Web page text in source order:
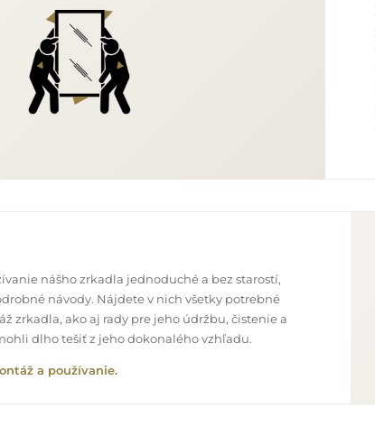
nášho zrkadla jednoduché a bez starostí,
návody. Nájdete v nich všetky potrebné
zrkadla, ako aj rady pre jeho údržbu, čistenie a
dlho tešiť z jeho dokonalého vzhľadu.
a používanie.